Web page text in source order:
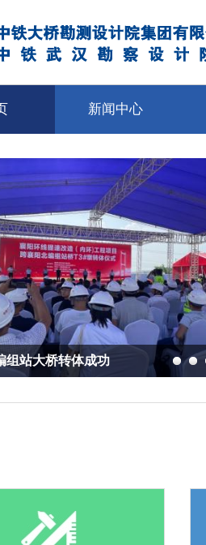
新闻中心
组站大桥转体成功